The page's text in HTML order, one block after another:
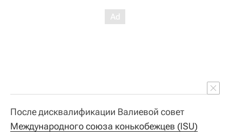
После дисквалификации Валиевой совет
Международного союза конькобежцев (ISU)